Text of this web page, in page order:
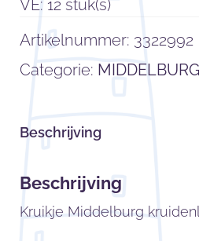
VE: 12 stuk(s)
Artikelnummer: 3322992
Categorie: MIDDELBURG
Beschrijving
Beschrijving
Kruikje Middelburg